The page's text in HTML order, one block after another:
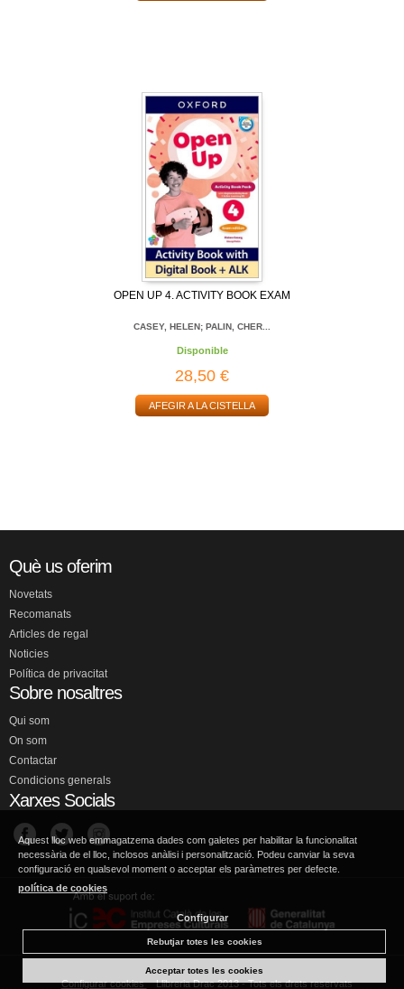
OPEN UP 4. ACTIVITY BOOK EXAM
CASEY, HELEN; PALIN, CHER...
Disponible
28,50 €
AFEGIR A LA CISTELLA
Què us oferim
Novetats
Recomanats
Articles de regal
Noticies
Política de privacitat
Sobre nosaltres
Qui som
On som
Contactar
Condicions generals
Xarxes Socials
Configurar cookies Llibreria Drac 2013 - Tots els drets reservats
Aquest lloc web emmagatzema dades com galetes per habilitar la funcionalitat
necessària de el lloc, inclosos anàlisi i personalització. Podeu canviar la seva
configuració en qualsevol moment o acceptar els paràmetres per defecte.
política de cookies
Configurar
Rebutjar totes les cookies
Acceptar totes les cookies